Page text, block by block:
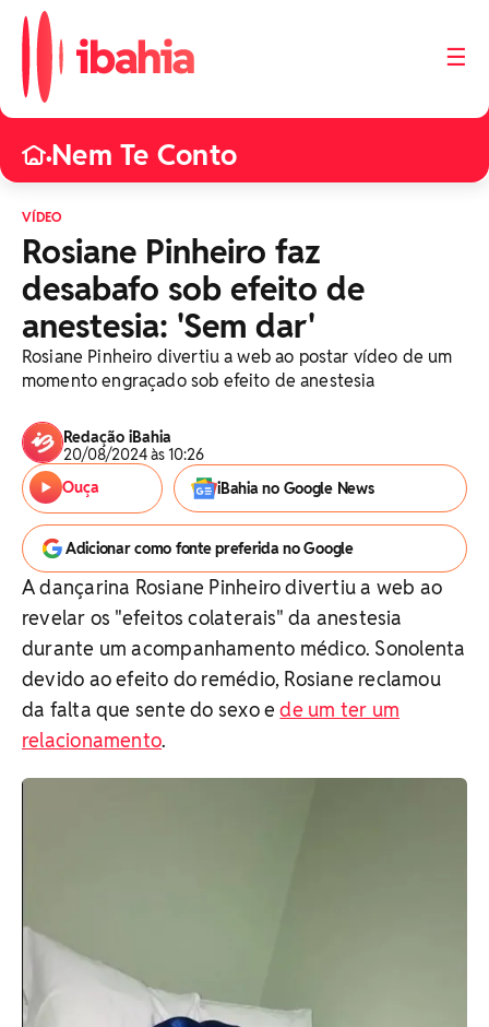
☰
•Nem Te Conto
VÍDEO
Rosiane Pinheiro faz
desabafo sob efeito de
anestesia: 'Sem dar'
Rosiane Pinheiro divertiu a web ao postar vídeo de um
momento engraçado sob efeito de anestesia
Redação iBahia
20/08/2024 às 10:26
Ouça
iBahia no Google News
Adicionar como fonte preferida no Google
A dançarina Rosiane Pinheiro divertiu a web ao
revelar os "efeitos colaterais" da anestesia
durante um acompanhamento médico. Sonolenta
devido ao efeito do remédio, Rosiane reclamou
da falta que sente do sexo ede um ter um
relacionamento.